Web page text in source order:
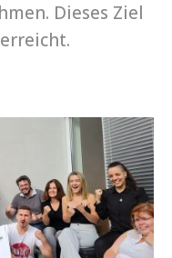
Dieses Ziel